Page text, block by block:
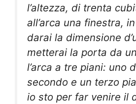
l’altezza, di trenta
all’arca una finestra,
darai la dimensione
metterai la porta da
l’arca a tre piani: uno
secondo e un terzo
io sto per far venire il